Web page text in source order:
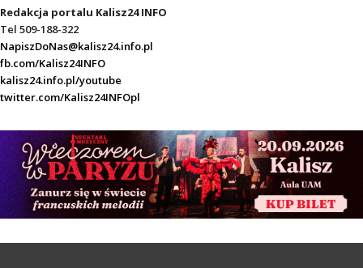
Redakcja portalu Kalisz24 INFO
Tel 509-188-322
NapiszDoNas@kalisz24.info.pl
fb.com/Kalisz24INFO
kalisz24.info.pl/youtube
twitter.com/Kalisz24INFOpl